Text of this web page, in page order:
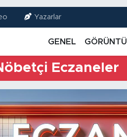
Yazarlar
GENEL
Eczaneler
ve Fikstür